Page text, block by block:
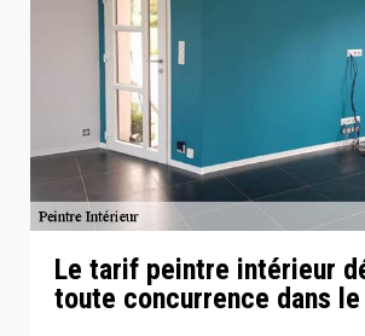
Le tarif peintre intérieur
toute concurrence dans